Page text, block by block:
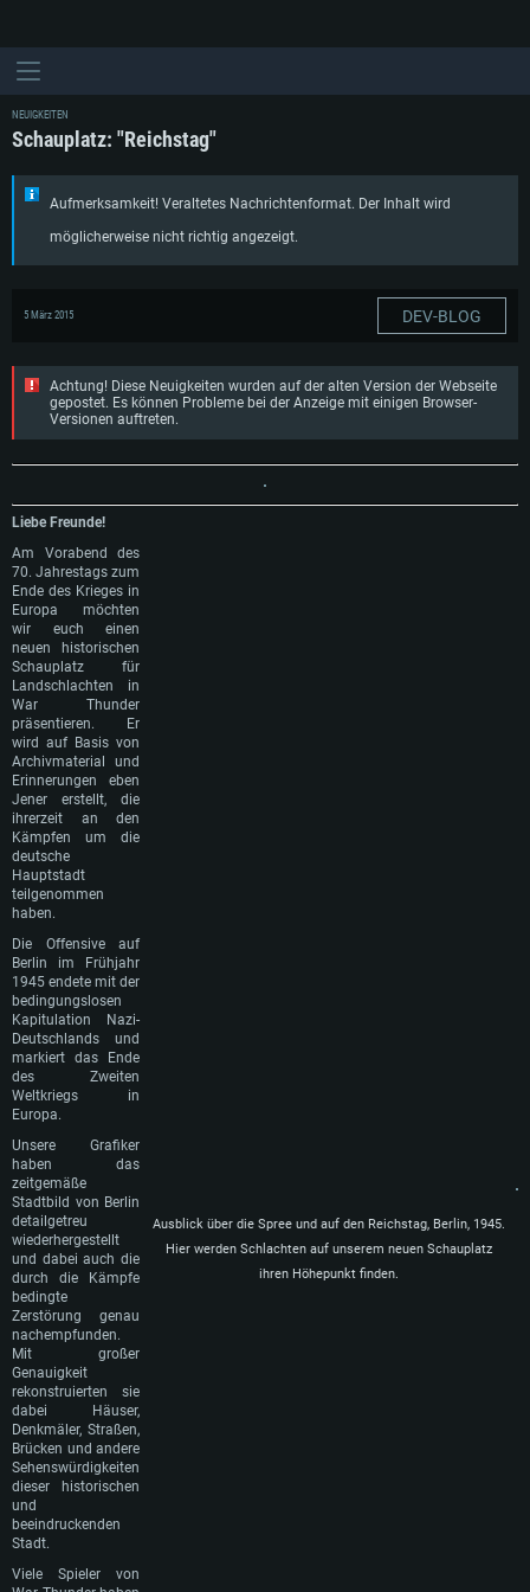
SYSTEMANFORDERUNGEN
Für PC
Mindestanforderungen
Betriebssystem: Windows 10 (64bit)
Prozessor: Dual-Core 2.2 GHz
Arbeitsspeicher: 4GB
Mindestanforderungen
Betriebssystem: Mac OS Big Sur 11.0 oder neuer
Prozessor: Intel Core i5, 2.2 GHz (Intel Xeon Prozessoren werden nicht
unterstützt)
Mindestanforderungen
Betriebssystem: neueste 64bit Linux Systeme
Prozessor: Dual-Core 2.4 GHz
Arbeitsspeicher: 4 GB
NEUIGKEITEN
Schauplatz: "Reichstag"
Aufmerksamkeit! Veraltetes Nachrichtenformat. Der Inhalt wird
möglicherweise nicht richtig angezeigt.
5 März 2015 DEV-BLOG
Achtung! Diese Neuigkeiten wurden auf der alten Version der Webseite
gepostet. Es können Probleme bei der Anzeige mit einigen Browser-
Versionen auftreten.
Liebe Freunde!
Am Vorabend des
70. Jahrestags zum
Ende des Krieges in
Europa möchten
wir euch einen
neuen historischen
Schauplatz für
Landschlachten in
War Thunder
präsentieren. Er
wird auf Basis von
Archivmaterial und
Erinnerungen eben
Jener erstellt, die
ihrerzeit an den
Kämpfen um die
deutsche
Hauptstadt
teilgenommen
haben.
Die Offensive auf
Berlin im Frühjahr
1945 endete mit der
bedingungslosen
Kapitulation Nazi-
Deutschlands und
markiert das Ende
des Zweiten
Weltkriegs in
Europa.
Unsere Grafiker
haben das
zeitgemäße
Stadtbild von Berlin
detailgetreu
wiederhergestellt
und dabei auch die
durch die Kämpfe
bedingte
Zerstörung genau
nachempfunden.
Mit großer
Genauigkeit
rekonstruierten sie
dabei Häuser,
Denkmäler, Straßen,
Brücken und andere
Sehenswürdigkeiten
dieser historischen
und
beeindruckenden
Stadt.
Viele Spieler von
Ausblick über die Spree und auf den Reichstag, Berlin, 1945.
Hier werden Schlachten auf unserem neuen Schauplatz
ihren Höhepunkt finden.